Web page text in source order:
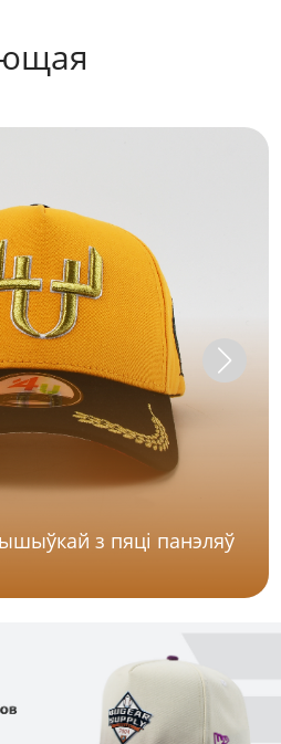
з пяці панэляў